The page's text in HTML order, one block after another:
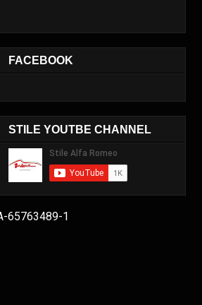
FACEBOOK
STILE YOUTBE CHANNEL
65763489-1